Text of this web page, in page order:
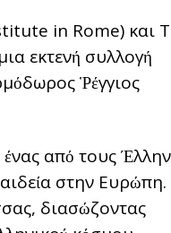
in Rome) και
εκτενή συλλογή
Ῥέγγιος
από τους
στην
διασώζοντας